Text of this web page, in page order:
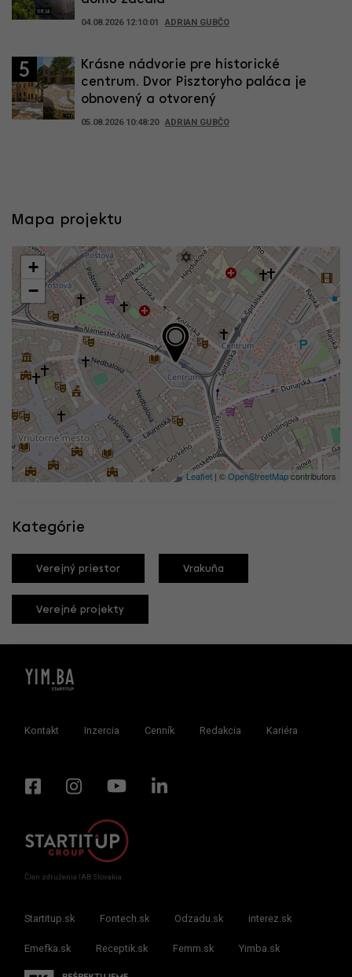
04.08.2026 12:10:01 ADRIAN GUBČO
5
Krásne nádvorie pre historické
centrum. Dvor Pisztoryho paláca je
obnovený a otvorený
05.08.2026 10:48:20 ADRIAN GUBČO
Mapa projektu
+
−
Leaflet | ©OpenStreetMapcontributors
Kategórie
Verejný priestor Vrakuňa
Verejné projekty
Kontakt Inzercia Cenník Redakcia Kariéra
Člen združenia IAB Slovakia
Startitup.sk Fontech.sk Odzadu.sk interez.sk
Emefka.sk Receptik.sk Femm.sk Yimba.sk